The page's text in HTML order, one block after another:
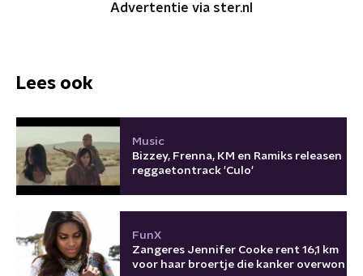
Advertentie via ster.nl
Lees ook
Music
Bizzey, Frenna, KM en Ramiks releasen
reggaetontrack 'Culo'
FunX
Zangeres Jennifer Cooke rent 16,1 km
voor haar broertje die kanker overwon